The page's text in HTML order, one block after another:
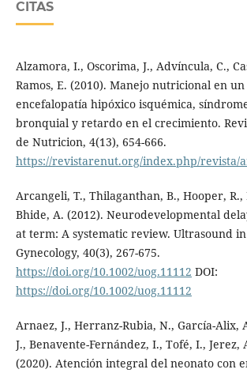
CITAS
Alzamora, I., Oscorima, J., Advíncula, C.,
Ramos, E. (2010). Manejo nutricional en
encefalopatía hipóxico isquémica,
bronquial y retardo en el crecimiento.
de Nutricion, 4(13), 654-666.
https://revistarenut.org/index.php/revista/
Arcangeli, T., Thilaganthan, B., Hooper, R.,
Bhide, A. (2012). Neurodevelopmental
at term: A systematic review. Ultrasound
Gynecology, 40(3), 267-675.
https://doi.org/10.1002/uog.11112 DOI:
https://doi.org/10.1002/uog.11112
Arnaez, J., Herranz-Rubia, N., García-Alix,
J., Benavente-Fernández, I., Tofé, I., Jerez,
(2020). Atención integral del neonato con